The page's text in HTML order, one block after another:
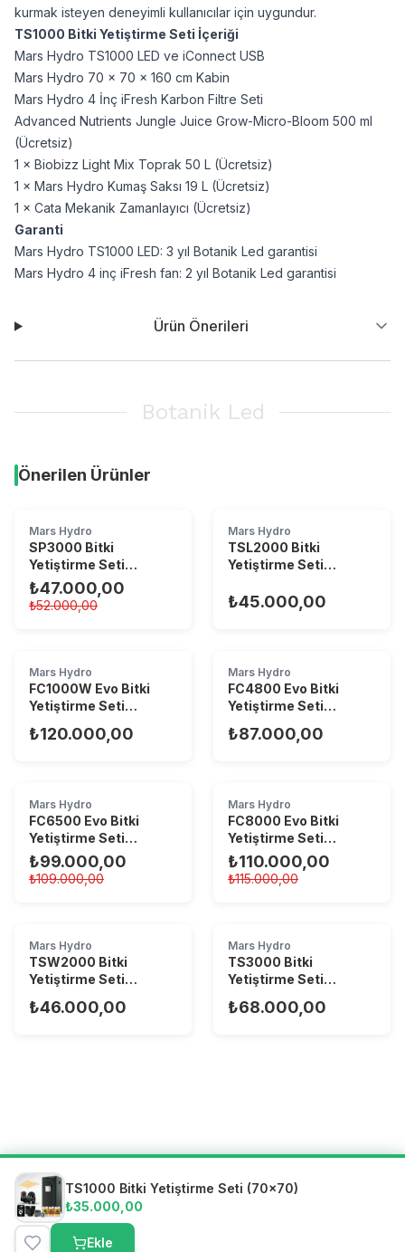
kurmak isteyen deneyimli kullanıcılar için uygundur.
TS1000 Bitki Yetiştirme Seti İçeriği
Mars Hydro TS1000 LED ve iConnect USB
Mars Hydro 70 × 70 × 160 cm Kabin
Mars Hydro 4 İnç iFresh Karbon Filtre Seti
Advanced Nutrients Jungle Juice Grow-Micro-Bloom 500 ml
(Ücretsiz)
1 × Biobizz Light Mix Toprak 50 L (Ücretsiz)
1 × Mars Hydro Kumaş Saksı 19 L (Ücretsiz)
1 × Cata Mekanik Zamanlayıcı (Ücretsiz)
Garanti
Mars Hydro TS1000 LED: 3 yıl Botanik Led garantisi
Mars Hydro 4 inç iFresh fan: 2 yıl Botanik Led garantisi
Ürün Önerileri
Botanik Led
Önerilen Ürünler
Mars Hydro
SP3000 Bitki
Yetiştirme Seti
(60x120)
₺47.000,00
₺52.000,00
Mars Hydro
TSL2000 Bitki
Yetiştirme Seti
₺45.000,00
Mars Hydro
FC1000W Evo Bitki
Yetiştirme Seti
₺120.000,00
Mars Hydro
FC4800 Evo Bitki
Yetiştirme Seti
₺87.000,00
Mars Hydro
FC6500 Evo Bitki
Yetiştirme Seti
(150x150)
₺99.000,00
₺109.000,00
Mars Hydro
FC8000 Evo Bitki
Yetiştirme Seti
(150x150)
₺110.000,00
₺115.000,00
Mars Hydro
TSW2000 Bitki
Yetiştirme Seti
₺46.000,00
Mars Hydro
TS3000 Bitki
Yetiştirme Seti
₺68.000,00
TS1000 Bitki Yetiştirme Seti (70x70)
₺35.000,00
Ekle